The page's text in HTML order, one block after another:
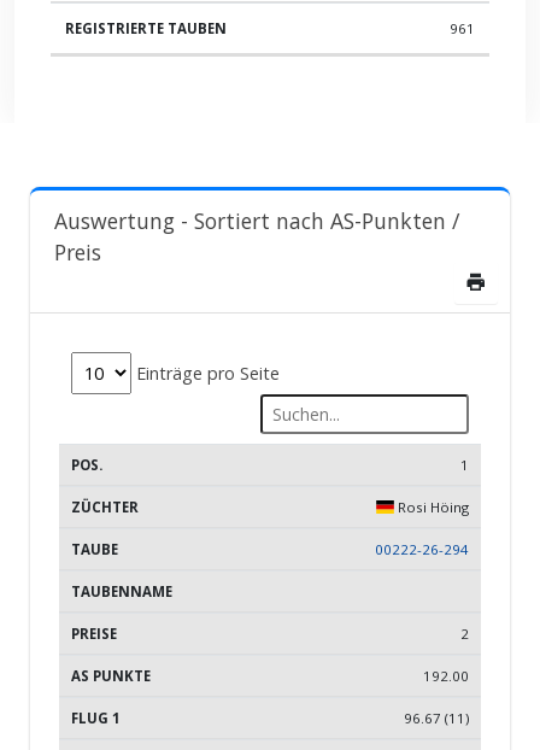
961
Auswertung - Sortiert nach AS-Punkten /
Preis
Einträge pro Seite
TAUBENNAME
1
Rosi Höing
00222-26-294
2
192.00
96.67 (11)